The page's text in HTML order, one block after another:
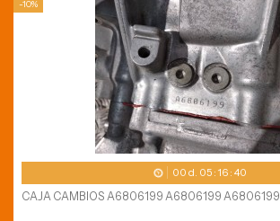
-10%
00 d. 05: 16: 40
CAJA CAMBIOS A6806199 A6806199 A6806199